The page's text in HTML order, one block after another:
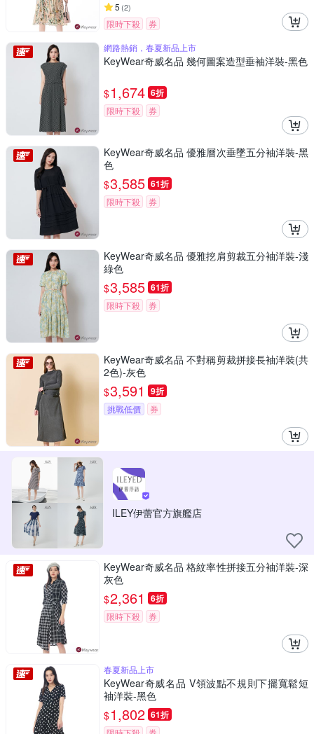
5 (2)
限時下殺
券
網路熱銷，春夏新品上市
KeyWear奇威名品 幾何圖案造型垂袖洋裝-黑色
$1,674 6折
限時下殺 券
KeyWear奇威名品 優雅層次垂墜五分袖洋裝-黑
色
$3,585 61折
限時下殺 券
KeyWear奇威名品 優雅挖肩剪裁五分袖洋裝-淺
綠色
$3,585 61折
限時下殺 券
KeyWear奇威名品 不對稱剪裁拼接長袖洋裝(共
2色)-灰色
$3,591 9折
挑戰低價 券
ILEY伊蕾官方旗艦店
KeyWear奇威名品 格紋率性拼接五分袖洋裝-深
灰色
$2,361 6折
限時下殺 券
春夏新品上市
KeyWear奇威名品 V領波點不規則下擺寬鬆短
袖洋裝-黑色
$1,802 61折